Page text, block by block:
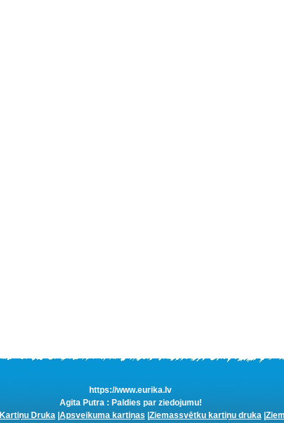
https://www.eurika.lv
Agita Putra : Paldies par ziedojumu!
Kartiņu Druka| Apsveikuma kartiņas Ziemassvētku kartiņu druka|